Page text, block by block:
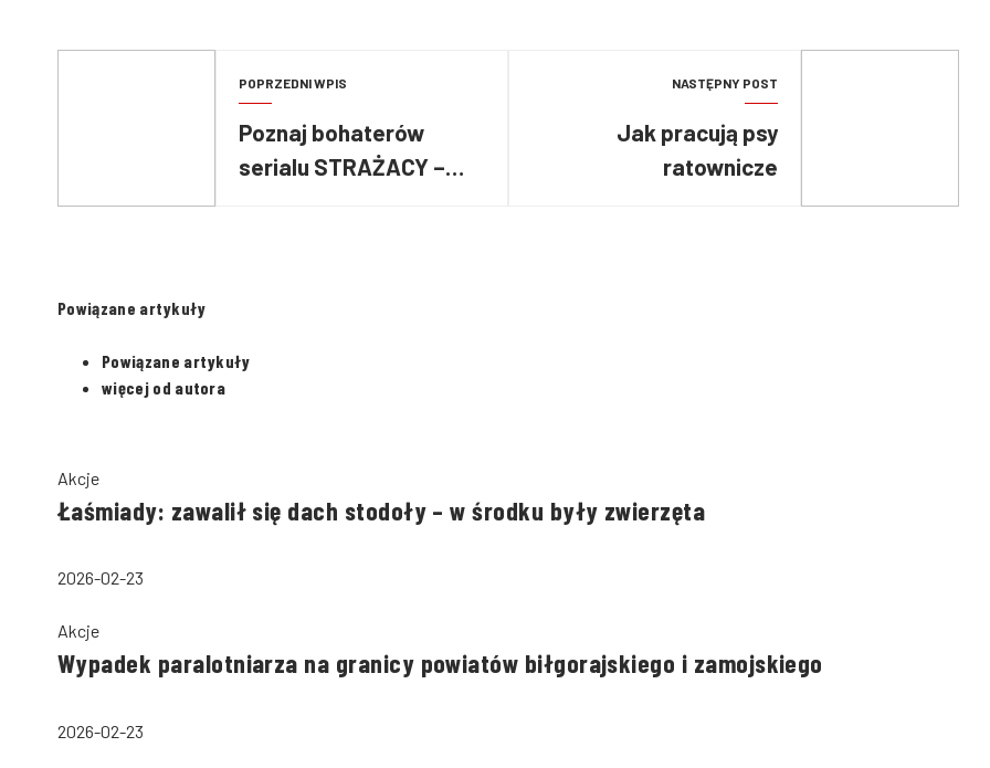
POPRZEDNI WPIS
Poznaj bohaterów
serialu STRAŻACY –
NASTĘPNY POST
Jak pracują psy
ratownicze
Powiązane artykuły
Powiązane artykuły
więcej od autora
Akcje
Łaśmiady: zawalił się dach stodoły – w środku były zwierzęta
2026-02-23
Akcje
Wypadek paralotniarza na granicy powiatów biłgorajskiego i zamojskiego
2026-02-23